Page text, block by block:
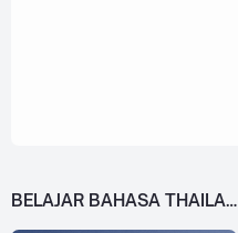
BELAJAR BAHASA THAILAND DARI 0!